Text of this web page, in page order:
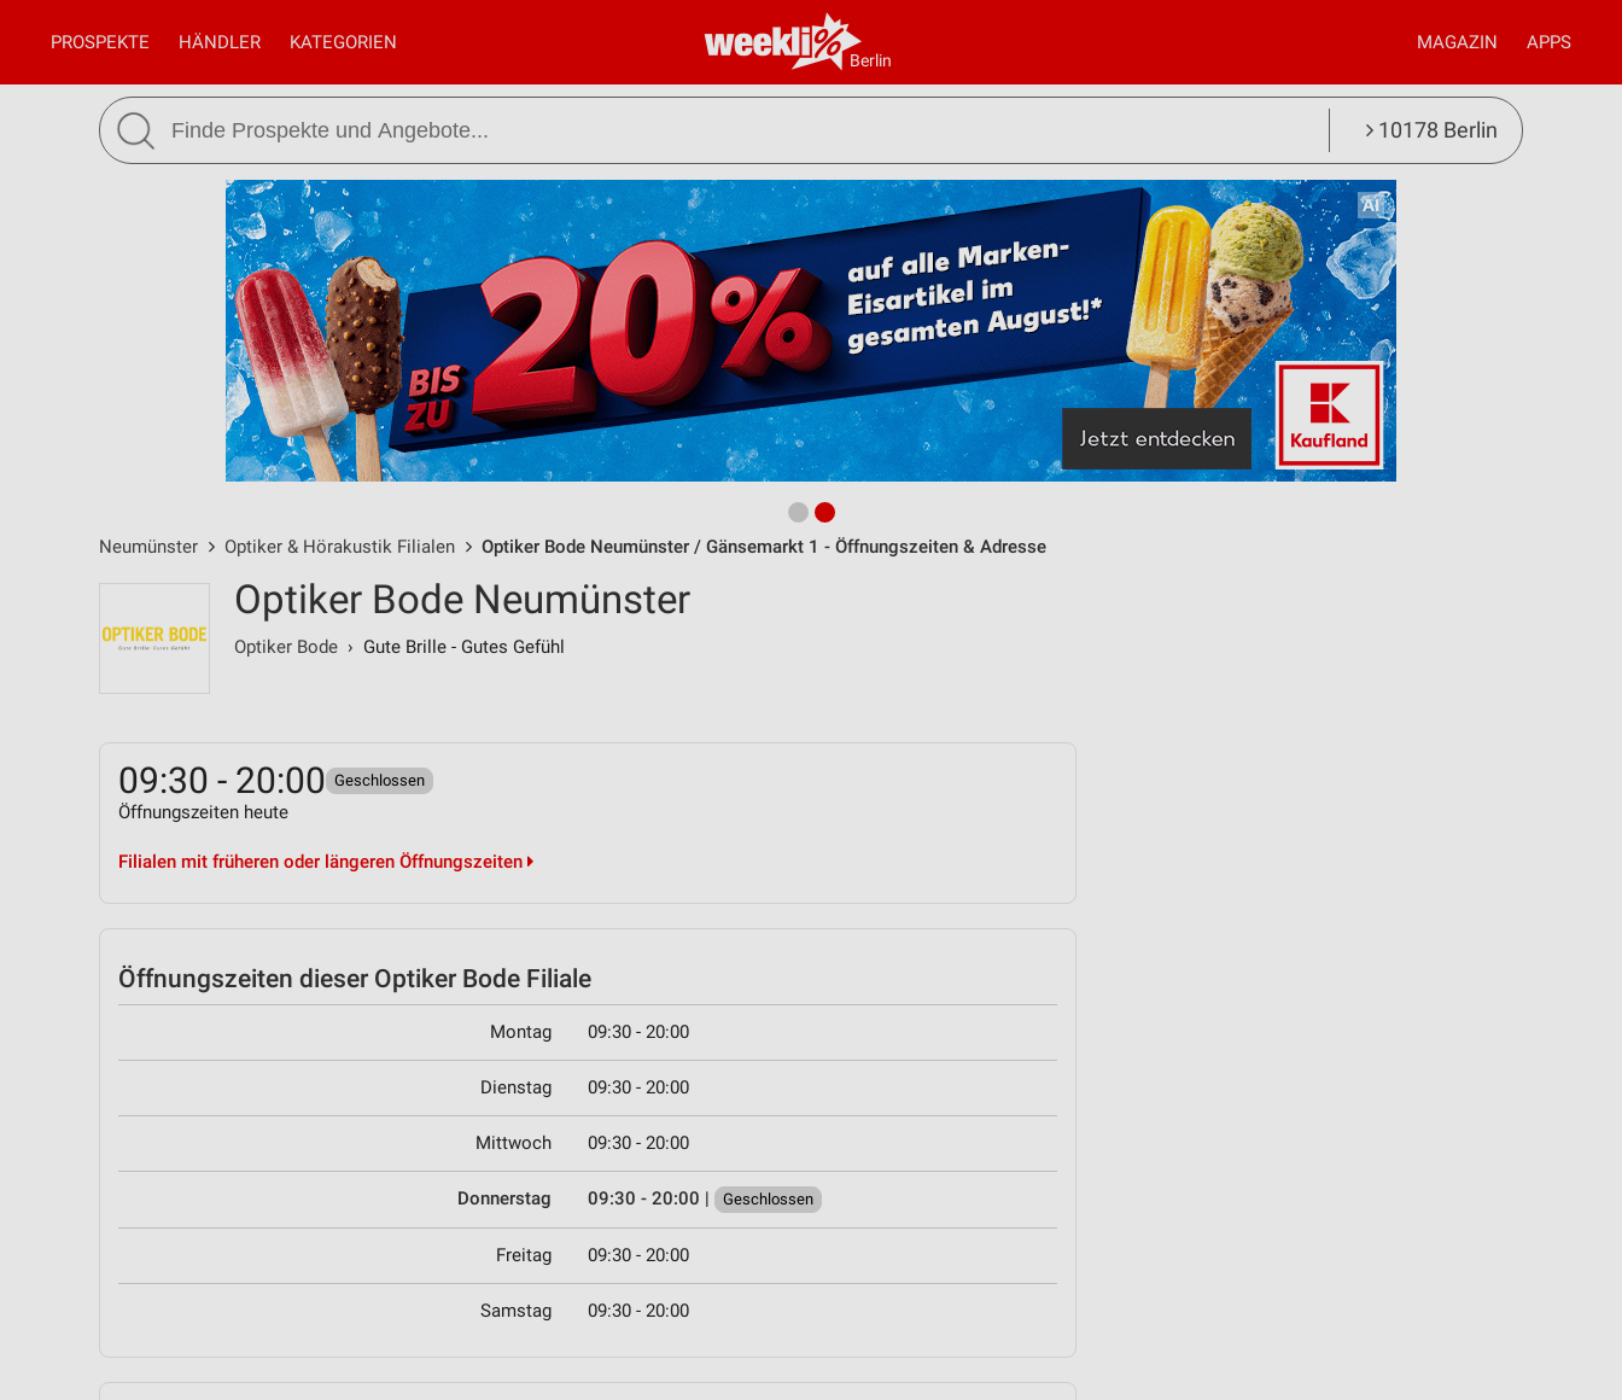
Berlin
PROSPEKTE HÄNDLER KATEGORIEN MAGAZIN APPS
10178 Berlin
Neumünster Optiker & Hörakustik Filialen Optiker Bode Neumünster / Gänsemarkt 1 - Öffnungszeiten & Adresse
Optiker Bode Neumünster
Optiker Bode › Gute Brille - Gutes Gefühl
09:30 - 20:00 Geschlossen
Öffnungszeiten heute
Filialen mit früheren oder längeren Öffnungszeiten
Öffnungszeiten dieser Optiker Bode Filiale
Montag 09:30 - 20:00
Dienstag 09:30 - 20:00
Mittwoch 09:30 - 20:00
Donnerstag 09:30 - 20:00 | Geschlossen
Freitag 09:30 - 20:00
Samstag 09:30 - 20:00